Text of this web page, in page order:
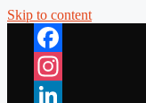
Skip to content
Facebook
Instagram